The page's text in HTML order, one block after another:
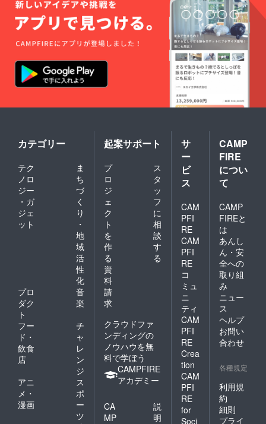
カテゴリー
テク
ノロ
ジー
・ガ
ジェ
ット
ま
ち
づ
く
り
・
地
域
活
性
化
プロ
ダク
ト
音
楽
フー
ド・
飲食
店
チ
ャ
レ
ン
ジ
アニ
メ・
漫画
ス
ポ
ー
ツ
起案サポート
プ
ロ
ジ
ェ
ク
ト
を
作
る
ス
タ
ッ
フ
に
相
談
す
る
資
料
請
求
クラウドファ
ンディングの
ノウハウを無
料で学ぼう
CAMPFIRE
アカデミー
CA
MP
説
明
サ
ー
ビ
ス
CAM
PFI
RE
CAM
PFI
RE
コ
ミュ
ニ
ティ
CAM
PFI
RE
Crea
tion
CAM
PFI
RE
for
Soci
CAMP
FIRE
につい
て
CAMP
FIREと
は
あんし
ん・安
全への
取り組
み
ニュー
ス
ヘルプ
お問い
合わせ
各種規定
利用規
約
細則
プライ